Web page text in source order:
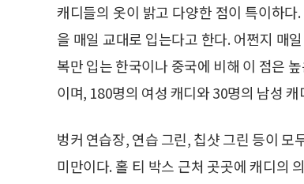
캐디들의 옷이 밝고 다양한 점이 특이하
을 매일 교대로 입는다고 한다. 어쩐지 매
복만 입는 한국이나 중국에 비해 이 점은
이며, 180명의 여성 캐디와 30명의 남성
벙커 연습장, 연습 그린, 칩샷 그린 등이 모
미만이다. 홀 티 박스 근처 곳곳에 캐디의